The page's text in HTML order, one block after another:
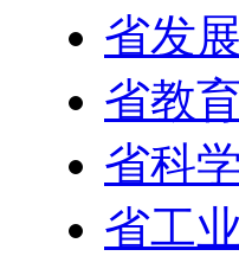
省发
省教
省科
省工